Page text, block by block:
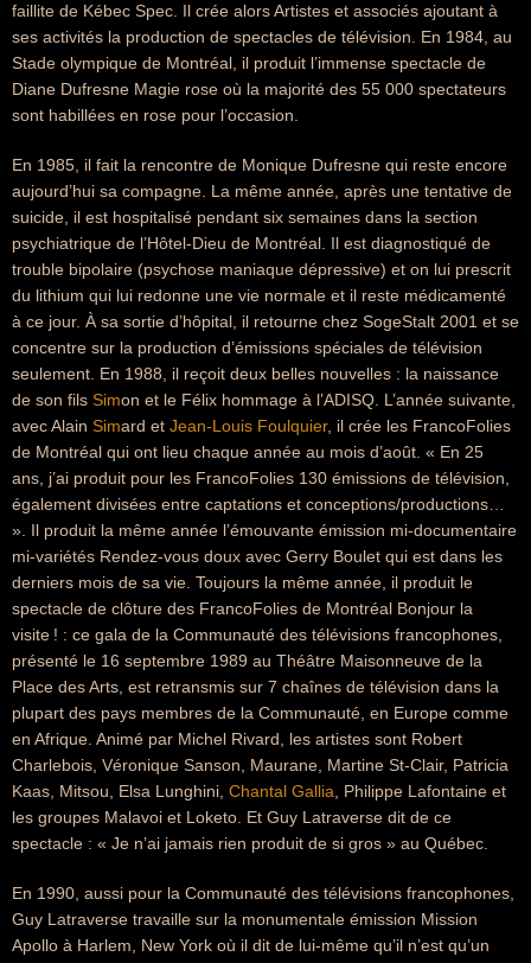
faillite de Kébec Spec. Il crée alors Artistes et associés ajoutant à
ses activités la production de spectacles de télévision. En 1984, au
Stade olympique de Montréal, il produit l’immense spectacle de
Diane Dufresne Magie rose où la majorité des 55 000 spectateurs
sont habillées en rose pour l’occasion.
En 1985, il fait la rencontre de Monique Dufresne qui reste encore
aujourd’hui sa compagne. La même année, après une tentative de
suicide, il est hospitalisé pendant six semaines dans la section
psychiatrique de l’Hôtel-Dieu de Montréal. Il est diagnostiqué de
trouble bipolaire (psychose maniaque dépressive) et on lui prescrit
du lithium qui lui redonne une vie normale et il reste médicamenté
à ce jour. À sa sortie d’hôpital, il retourne chez SogeStalt 2001 et se
concentre sur la production d’émissions spéciales de télévision
seulement. En 1988, il reçoit deux belles nouvelles : la naissance
de son fils Simon et le Félix hommage à l’ADISQ. L’année suivante,
avec Alain Simard et Jean-Louis Foulquier, il crée les FrancoFolies
de Montréal qui ont lieu chaque année au mois d’août. « En 25
ans, j’ai produit pour les FrancoFolies 130 émissions de télévision,
également divisées entre captations et conceptions/productions…
». Il produit la même année l’émouvante émission mi-documentaire
mi-variétés Rendez-vous doux avec Gerry Boulet qui est dans les
derniers mois de sa vie. Toujours la même année, il produit le
spectacle de clôture des FrancoFolies de Montréal Bonjour la
visite ! : ce gala de la Communauté des télévisions francophones,
présenté le 16 septembre 1989 au Théâtre Maisonneuve de la
Place des Arts, est retransmis sur 7 chaînes de télévision dans la
plupart des pays membres de la Communauté, en Europe comme
en Afrique. Animé par Michel Rivard, les artistes sont Robert
Charlebois, Véronique Sanson, Maurane, Martine St-Clair, Patricia
Kaas, Mitsou, Elsa Lunghini, Chantal Gallia , Philippe Lafontaine et
les groupes Malavoi et Loketo. Et Guy Latraverse dit de ce
spectacle : « Je n’ai jamais rien produit de si gros » au Québec.
En 1990, aussi pour la Communauté des télévisions francophones,
Guy Latraverse travaille sur la monumentale émission Mission
Apollo à Harlem, New York où il dit de lui-même qu’il n’est qu’un